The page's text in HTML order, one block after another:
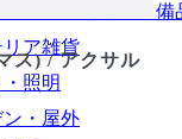
スアクセサリー・備
ア雑貨
照明
ン・屋外
ス) / アクサル